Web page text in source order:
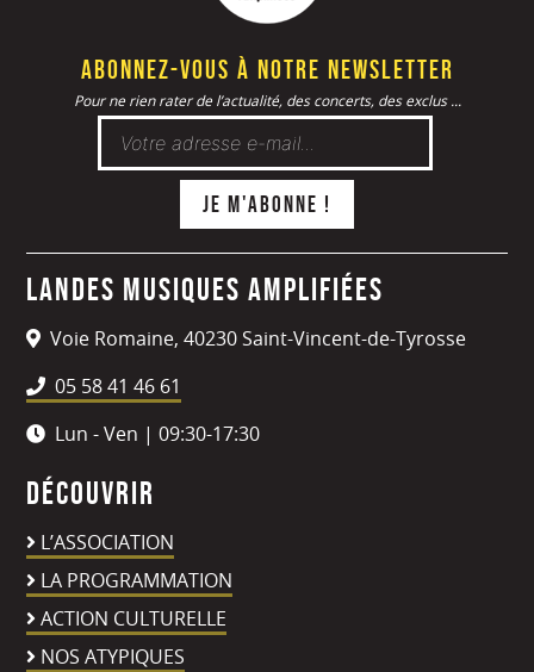
Abonnez-vous à notre newsletter
Pour ne rien rater de l’actualité, des concerts, des exclus ...
Landes Musiques Amplifiées
Voie Romaine, 40230 Saint-Vincent-de-Tyrosse
05 58 41 46 61
Lun - Ven | 09:30-17:30
Découvrir
L’ASSOCIATION
LA PROGRAMMATION
ACTION CULTURELLE
NOS ATYPIQUES